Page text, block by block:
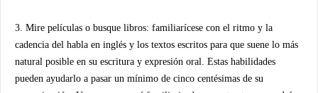
3. Mire películas o busque libros: familiarícese con el ritmo y la
cadencia del habla en inglés y los textos escritos para que suene lo más
natural posible en su escritura y expresión oral. Estas habilidades
pueden ayudarlo a pasar un mínimo de cinco centésimas de su